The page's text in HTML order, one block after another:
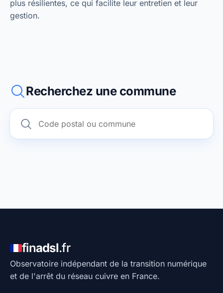
plus résilientes, ce qui facilite leur entretien et leur
gestion.
Recherchez une commune
finadsl.fr
Observatoire indépendant de la transition numérique
et de l'arrêt du réseau cuivre en France.